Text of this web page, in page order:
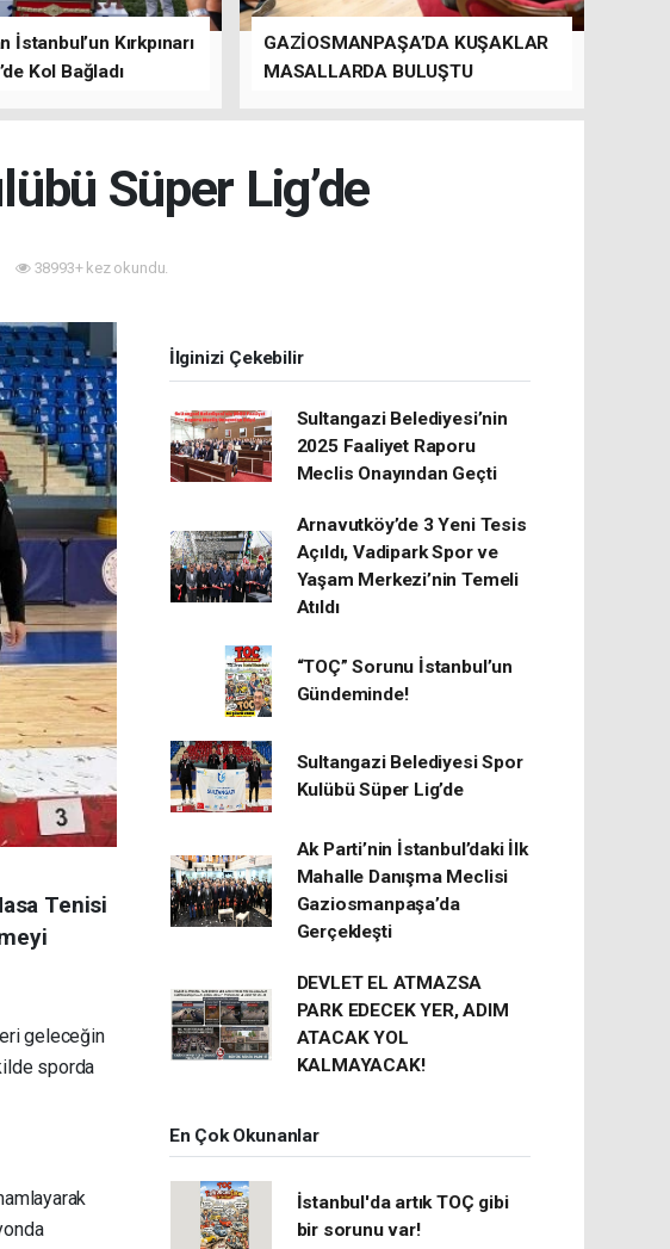
İstanbul’un Kırkpınarı
Kol Bağladı
GAZİOSMANPAŞA’DA KUŞAKLAR
MASALLARDA BULUŞTU
Süper Lig’de
38993+ kez okundu.
Tenisi
geleceğin
sporda
İlginizi Çekebilir
Sultangazi Belediyesi’nin
2025 Faaliyet Raporu
Meclis Onayından Geçti
Arnavutköy’de 3 Yeni Tesis
Açıldı, Vadipark Spor ve
Yaşam Merkezi’nin Temeli
Atıldı
“TOÇ” Sorunu İstanbul’un
Gündeminde!
Sultangazi Belediyesi Spor
Kulübü Süper Lig’de
Ak Parti’nin İstanbul’daki İlk
Mahalle Danışma Meclisi
Gaziosmanpaşa’da
Gerçekleşti
DEVLET EL ATMAZSA
PARK EDECEK YER, ADIM
ATACAK YOL
KALMAYACAK!
En Çok Okunanlar
İstanbul'da artık TOÇ gibi
bir sorunu var!